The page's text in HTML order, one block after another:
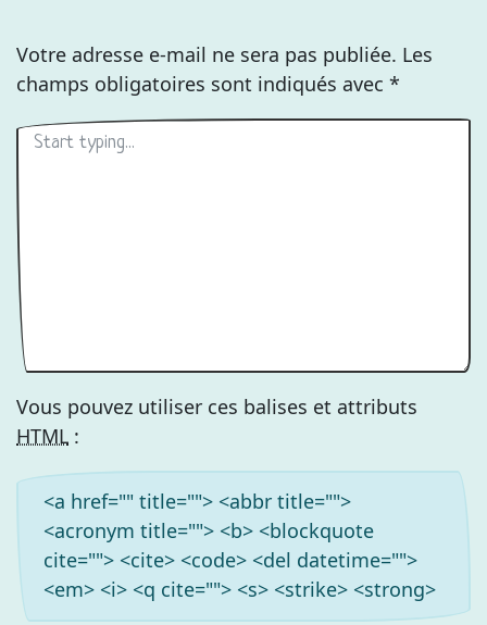
Votre adresse e-mail ne sera pas publiée. Les
champs obligatoires sont indiqués avec *
Vous pouvez utiliser ces balises et attributs
HTML :
<a href="" title=""> <abbr title="">
<acronym title=""> <b> <blockquote
cite=""> <cite> <code> <del datetime="">
<em> <i> <q cite=""> <s> <strike> <strong>